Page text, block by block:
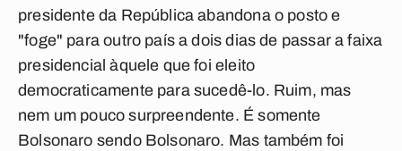
presidente da República abandona o posto e
"foge" para outro país a dois dias de passar a faixa
presidencial àquele que foi eleito
democraticamente para sucedê-lo. Ruim, mas
nem um pouco surpreendente. É somente
Bolsonaro sendo Bolsonaro. Mas também foi